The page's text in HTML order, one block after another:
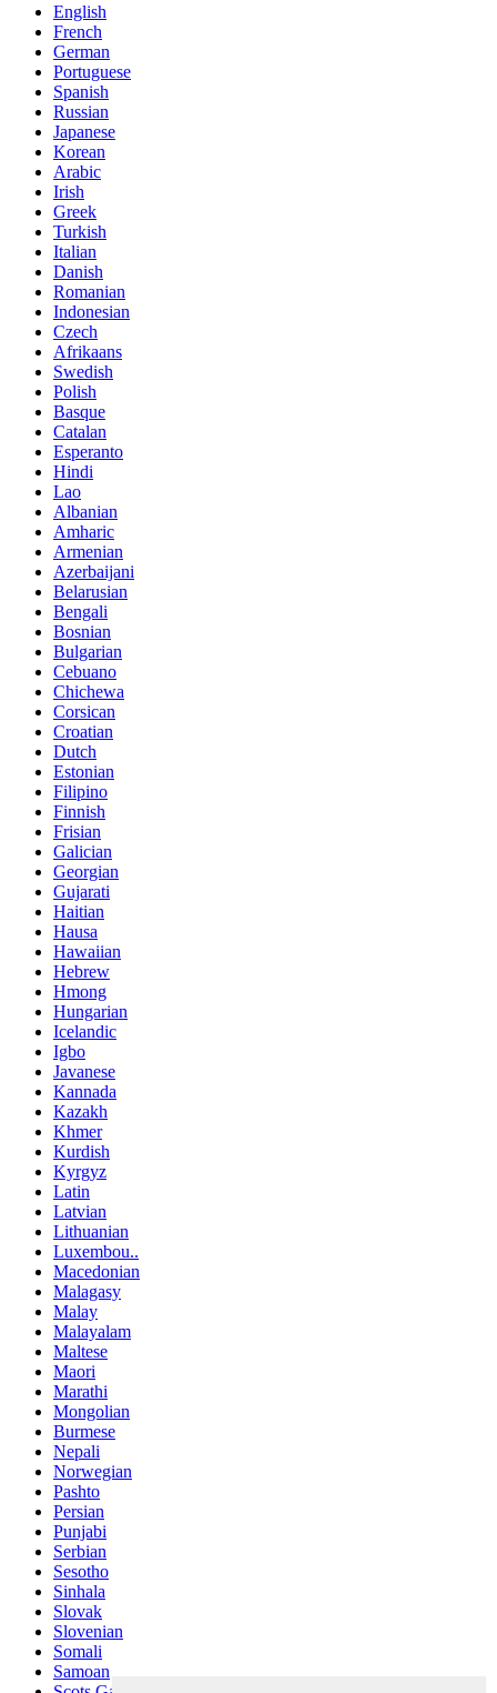
English
French
German
Portuguese
Spanish
Russian
Japanese
Korean
Arabic
Irish
Greek
Turkish
Italian
Danish
Romanian
Indonesian
Czech
Afrikaans
Swedish
Polish
Basque
Catalan
Esperanto
Hindi
Lao
Albanian
Amharic
Armenian
Azerbaijani
Belarusian
Bengali
Bosnian
Bulgarian
Cebuano
Chichewa
Corsican
Croatian
Dutch
Estonian
Filipino
Finnish
Frisian
Galician
Georgian
Gujarati
Haitian
Hausa
Hawaiian
Hebrew
Hmong
Hungarian
Icelandic
Igbo
Javanese
Kannada
Kazakh
Khmer
Kurdish
Kyrgyz
Latin
Latvian
Lithuanian
Luxembou..
Macedonian
Malagasy
Malay
Malayalam
Maltese
Maori
Marathi
Mongolian
Burmese
Nepali
Norwegian
Pashto
Persian
Punjabi
Serbian
Sesotho
Sinhala
Slovak
Slovenian
Somali
Samoan